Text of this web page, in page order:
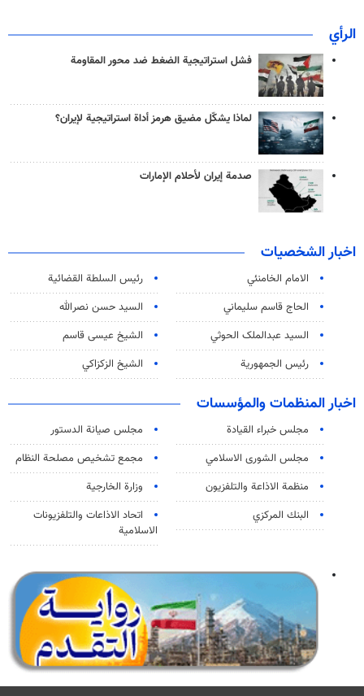
الرأي
فشل استراتيجية الضغط ضد محور المقاومة
لماذا يشكّل مضيق هرمز أداة استراتيجية لإيران؟
صدمة إيران لأحلام الإمارات
اخبار الشخصيات
الامام الخامنئي
رئیس السلطة القضائیة
الحاج قاسم سليماني
السيد حسن نصرالله
السید عبدالملک الحوثي
الشيخ عيسى قاسم
رئيس الجمهورية
الشيخ الزكزاكي
اخبار المنظمات والمؤسسات
مجلس خبراء القيادة
مجلس صيانة الدستور
مجلس الشورى الاسلامي
مجمع تشخيص مصلحة النظام
منظمة الاذاعة والتلفزیون
وزارة الخارجية
البنك المركزي
اتحاد الاذاعات والتلفزيونات
الاسلامية